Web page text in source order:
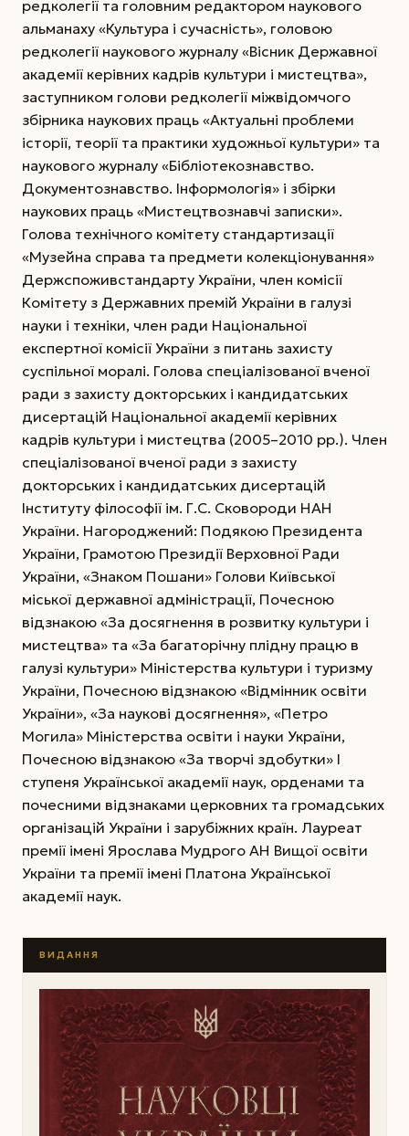
редколегії та головним редактором наукового
альманаху «Культура і сучасність», головою
редколегії наукового журналу «Вісник Державної
академії керівних кадрів культури і мистецтва»,
заступником голови редколегії міжвідомчого
збірника наукових праць «Актуальні проблеми
історії, теорії та практики художньої культури» та
наукового журналу «Бібліотекознавство.
Документознавство. Інформологія» і збірки
наукових праць «Мистецтвознавчі записки».
Голова технічного комітету стандартизації
«Музейна справа та предмети колекціонування»
Держспоживстандарту України, член комісії
Комітету з Державних премій України в галузі
науки і техніки, член ради Національної
експертної комісії України з питань захисту
суспільної моралі. Голова спеціалізованої вченої
ради з захисту докторських і кандидатських
дисертацій Національної академії керівних
кадрів культури і мистецтва (2005–2010 рр.). Член
спеціалізованої вченої ради з захисту
докторських і кандидатських дисертацій
Інституту філософії ім. Г.С. Сковороди НАН
України. Нагороджений: Подякою Президента
України, Грамотою Президії Верховної Ради
України, «Знаком Пошани» Голови Київської
міської державної адміністрації, Почесною
відзнакою «За досягнення в розвитку культури і
мистецтва» та «За багаторічну плідну працю в
галузі культури» Міністерства культури і туризму
України, Почесною відзнакою «Відмінник освіти
України», «За наукові досягнення», «Петро
Могила» Міністерства освіти і науки України,
Почесною відзнакою «За творчі здобутки» І
ступеня Української академії наук, орденами та
почесними відзнаками церковних та громадських
організацій України і зарубіжних країн. Лауреат
премії імені Ярослава Мудрого АН Вищої освіти
України та премії імені Платона Української
академії наук.
ВИДАННЯ